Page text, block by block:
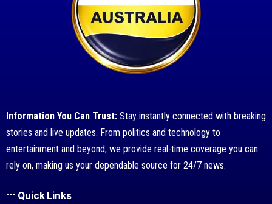
Information You Can Trust: Stay instantly connected with breaking
stories and live updates. From politics and technology to
entertainment and beyond, we provide real-time coverage you can
rely on, making us your dependable source for 24/7 news.
Quick Links